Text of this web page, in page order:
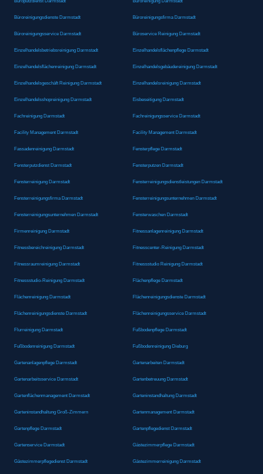
Büroreinigungsdienste Darmstadt Büroreinigungsfirma Darmstadt
Büroreinigungsservice Darmstadt Büroservice Reinigung Darmstadt
Einzelhandelsbetriebsreinigung Darmstadt Einzelhandelsflächenpflege Darmstadt
Einzelhandelsflächenreinigung Darmstadt Einzelhandelsgebäudereinigung Darmstadt
Einzelhandelsgeschäft Reinigung Darmstadt Einzelhandelsreinigung Darmstadt
Einzelhandelsshopreinigung Darmstadt Eisbeseitigung Darmstadt
Fachreinigung Darmstadt Fachreinigungsservice Darmstadt
Facility Management Darmstadt Facility Management Darmstadt
Fassadenreinigung Darmstadt Fensterpflege Darmstadt
Fensterputzdienst Darmstadt Fensterputzen Darmstadt
Fensterreinigung Darmstadt Fensterreinigungsdienstleistungen Darmstadt
Fensterreinigungsfirma Darmstadt Fensterreinigungsunternehmen Darmstadt
Fensterreinigungsunternehmen Darmstadt Fensterwaschen Darmstadt
Firmenreinigung Darmstadt Fitnessanlagenreinigung Darmstadt
Fitnessbereichreinigung Darmstadt Fitnesscenter-Reinigung Darmstadt
Fitnessraumreinigung Darmstadt Fitnessstudio Reinigung Darmstadt
Fitnessstudio-Reinigung Darmstadt Flächenpflege Darmstadt
Flächenreinigung Darmstadt Flächenreinigungsdienste Darmstadt
Flächenreinigungsdienste Darmstadt Flächenreinigungsservice Darmstadt
Flurreinigung Darmstadt Fußbodenpflege Darmstadt
Fußbodenreinigung Darmstadt Fußbodenreinigung Dieburg
Gartenanlagenpflege Darmstadt Gartenarbeiten Darmstadt
Gartenarbeitsservice Darmstadt Gartenbetreuung Darmstadt
Gartenflächenmanagement Darmstadt Garteninstandhaltung Darmstadt
Garteninstandhaltung Groß-Zimmern Gartenmanagement Darmstadt
Gartenpflege Darmstadt Gartenpflegedienst Darmstadt
Gartenservice Darmstadt Gästezimmerpflege Darmstadt
Gästezimmerpflegedienst Darmstadt Gästezimmerreinigung Darmstadt